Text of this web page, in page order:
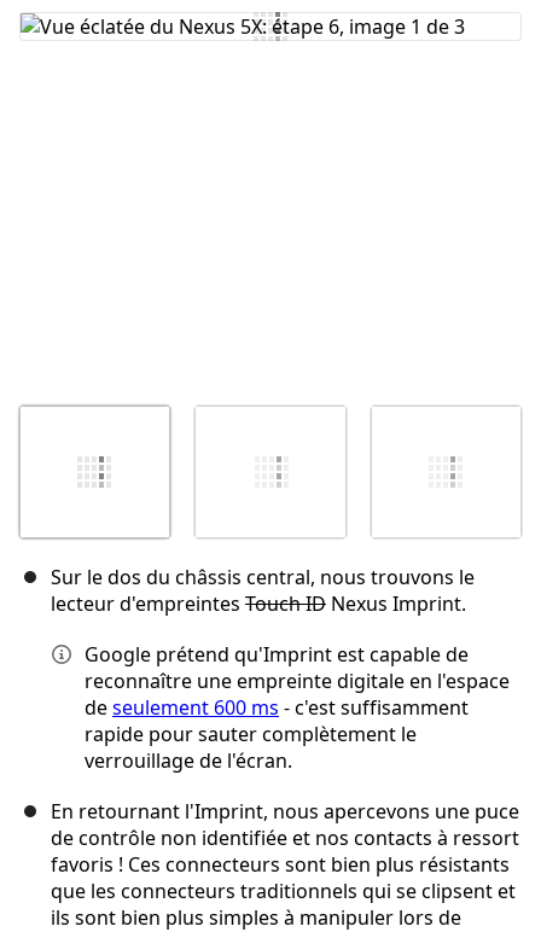
Sur le dos du châssis central, nous trouvons le
lecteur d'empreintes Touch ID Nexus Imprint.
Google prétend qu'Imprint est capable de
reconnaître une empreinte digitale en l'espace
deseulement 600 ms - c'est suffisamment
rapide pour sauter complètement le
verrouillage de l'écran.
En retournant l'Imprint, nous apercevons une puce
de contrôle non identifiée et nos contacts à ressort
favoris ! Ces connecteurs sont bien plus résistants
que les connecteurs traditionnels qui se clipsent et
ils sont bien plus simples à manipuler lors de